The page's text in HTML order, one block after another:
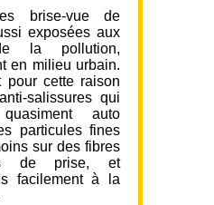
brise-vue de
exposées aux
la pollution,
en milieu urbain.
pour cette raison
salissures qui
auto
particules fines
sur des fibres
de prise, et
facilement à la